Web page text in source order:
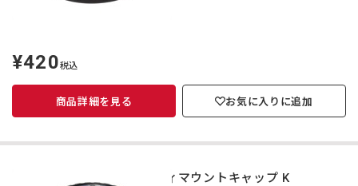
定
価
¥420税込
商品詳細を見る お気に入りに追加
ボディマウントキャップ K